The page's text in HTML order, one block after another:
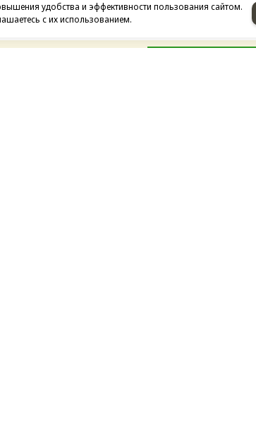
удобства и эффективности пользования сайтом.
с их использованием.